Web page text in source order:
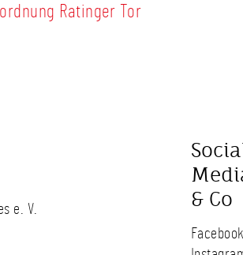
Ratinger Tor
e. V.
& Co